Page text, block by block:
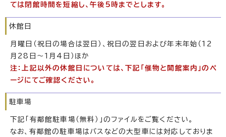
ては閉館時間を短縮し、午後5時までとします。
休館日
月曜日（祝日の場合は翌日）、祝日の翌日および年末年始（12
月28日～1月4日）ほか
注：上記以外の休館日については、下記「催物と開館案内」のペ
ージにてご確認ください。
駐車場
下記「有鄰館駐車場（無料）」のファイルをご覧ください。
なお、有鄰館の駐車場はバスなどの大型車には対応しておりま